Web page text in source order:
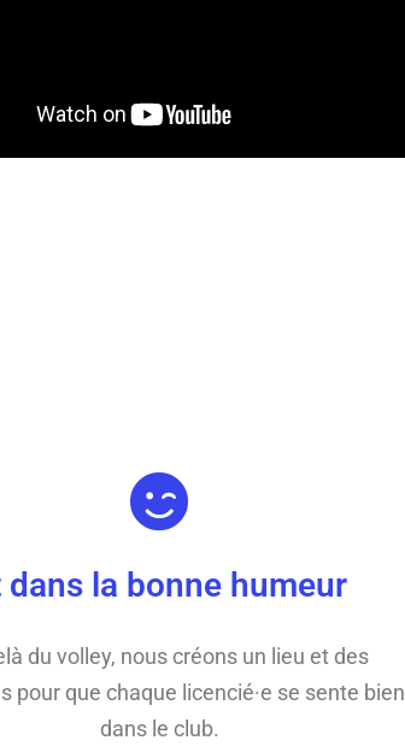
dans la bonne humeur
du volley, nous créons un lieu et des
pour que chaque licencié·e se sente bien
dans le club.